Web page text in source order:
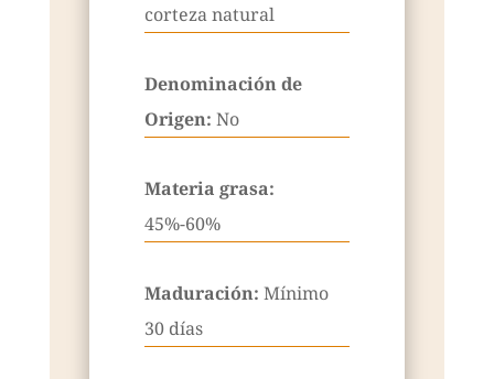
corteza natural
Denominación de
Origen: No
Materia grasa:
45%-60%
Maduración: Mínimo
30 días